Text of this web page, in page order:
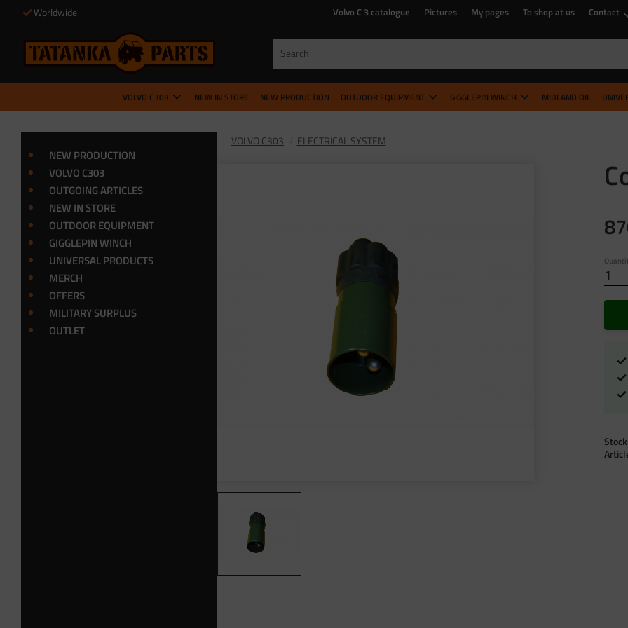
Worldwide Volvo C 3 catalogue Pictures My pages To shop at us Contact
VOLVO C303 NEW IN STORE NEW PRODUCTION OUTDOOR EQUIPMENT GIGGLEPIN WINCH MIDLAND OIL
VOLVO C303 ELECTRICAL SYSTEM
NEW PRODUCTION
VOLVO C303
OUTGOING ARTICLES
NEW IN STORE
OUTDOOR EQUIPMENT
GIGGLEPIN WINCH
UNIVERSAL PRODUCTS
MERCH
OFFERS
MILITARY SURPLUS
OUTLET